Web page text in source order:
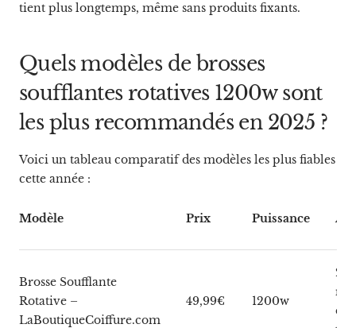
tient plus longtemps, même sans produits fixants.
Quels modèles de brosses
soufflantes rotatives 1200w sont
les plus recommandés en 2025 ?
Voici un tableau comparatif des modèles les plus fiables
cette année :
Modèle Prix Puissance
Brosse Soufflante
Rotative –
LaBoutiqueCoiffure.com
49,99€ 1200w
2